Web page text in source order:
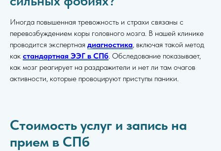
Иногда повышенная тревожность и страхи связаны с
перевозбуждением коры головного мозга. В нашей клинике
проводится экспертная диагностика, включая такой метод
как стандартная ЭЭГ в СПб. Обследование показывает,
как мозг реагирует на раздражители и нет ли там очагов
активности, которые провоцируют приступы паники.
Стоимость услуг и запись на
прием в СПб